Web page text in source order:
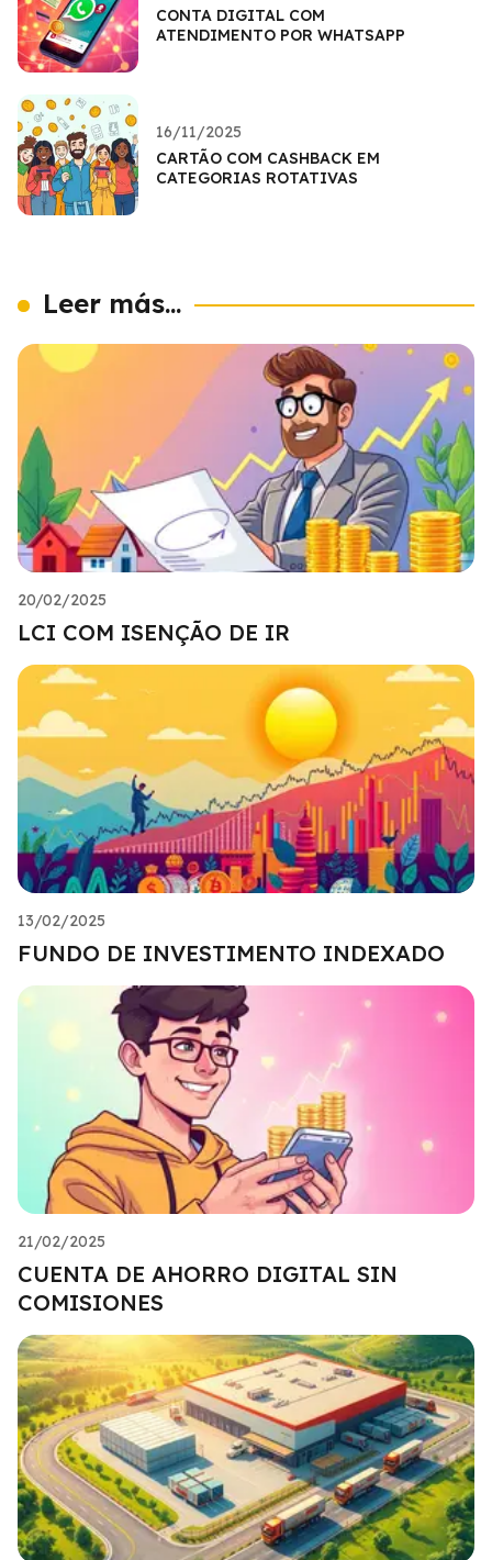
CONTA DIGITAL COM
ATENDIMENTO POR WHATSAPP
16/11/2025
CARTÃO COM CASHBACK EM
CATEGORIAS ROTATIVAS
Leer más...
20/02/2025
LCI COM ISENÇÃO DE IR
13/02/2025
FUNDO DE INVESTIMENTO INDEXADO
21/02/2025
CUENTA DE AHORRO DIGITAL SIN
COMISIONES